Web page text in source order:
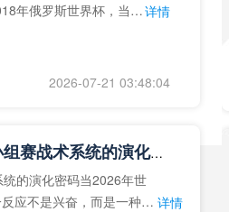
年俄罗斯世界杯，当
详情
2026-07-21 03:48:04
**从熵增到自组织：2026世界杯小组赛战术系统的演化密码**
的演化密码当2026年世
应不是兴奋，而是一种深 详情